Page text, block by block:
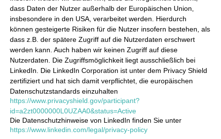
dass Daten der Nutzer außerhalb der Europäischen Union,
insbesondere in den USA, verarbeitet werden. Hierdurch
können gesteigerte Risiken für die Nutzer insofern bestehen, als
dass z.B. der spätere Zugriff auf die Nutzerdaten erschwert
werden kann. Auch haben wir keinen Zugriff auf diese
Nutzerdaten. Die Zugriffsmöglichkeit liegt ausschließlich bei
LinkedIn. Die LinkedIn Corporation ist unter dem Privacy Shield
zertifiziert und hat sich damit verpflichtet, die europäischen
Datenschutzstandards einzuhalten
https://www.privacyshield.gov/participant?
id=a2zt0000000L0UZAA0&status=Active
Die Datenschutzhinweise von LinkedIn finden Sie unter
https://www.linkedin.com/legal/privacy-policy